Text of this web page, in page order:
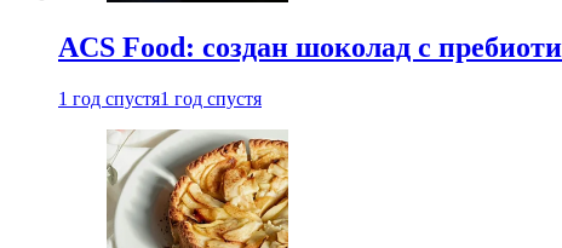
ACS Food: создан шоколад с
1 год спустя1 год спустя